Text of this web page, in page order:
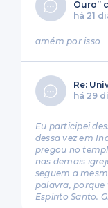
Ouro”
há 21
amém por isso
Re:
há 29
Eu participei
dessa vez em
pregou no
nas demais
seguem a
palavra, porque
Espírito Santo.